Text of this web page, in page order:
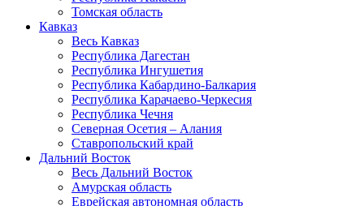
Томская область
Кавказ
Весь Кавказ
Республика Дагестан
Республика Ингушетия
Республика Кабардино-Балкария
Республика Карачаево-Черкесия
Республика Чечня
Северная Осетия – Алания
Ставропольский край
Дальний Восток
Весь Дальний Восток
Амурская область
Еврейская автономная область